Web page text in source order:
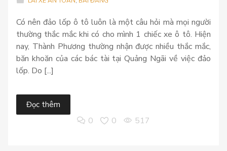
Có nên đảo lốp ô tô luôn là một câu hỏi mà mọi người
thường thắc mắc khi có cho mình 1 chiếc xe ô tô. Hiện
nay, Thành Phương thường nhận được nhiều thắc mắc,
băn khoăn của các bác tài tại Quảng Ngãi về việc đảo
lốp. Do [...]
Đọc thêm
0 0 517